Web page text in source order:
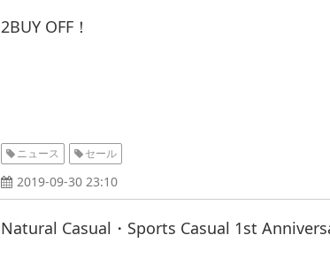
2BUY OFF！
ニュース セール
2019-09-30 23:10
Natural Casual・Sports Casual 1st